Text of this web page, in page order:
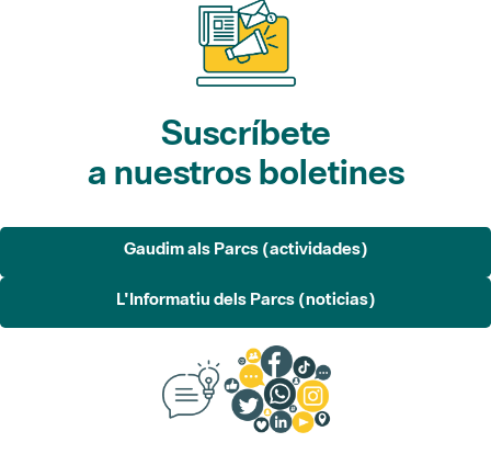
Suscríbete
a nuestros boletines
Gaudim als Parcs (actividades)
L'Informatiu dels Parcs (noticias)